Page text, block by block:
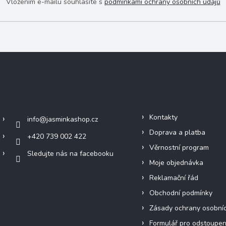
info@jasminkashop.cz
+420 739 002 422
Sledujte nás na facebooku
Kontakty
Doprava a platba
Věrnostní program
Moje objednávka
Reklamační řád
Obchodní podmínky
Zásady ochrany
Formulář pro